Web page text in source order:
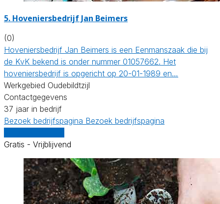
5. Hoveniersbedrijf Jan Beimers
(0)
Hoveniersbedrijf Jan Beimers is een Eenmanszaak die bij
de KvK bekend is onder nummer 01057662. Het
hoveniersbedrijf is opgericht op 20-01-1989 en…
Werkgebied Oudebildtzijl
Contactgegevens
37 jaar in bedrijf
Bezoek bedrijfspagina Bezoek bedrijfspagina
Gratis - Vrijblijvend